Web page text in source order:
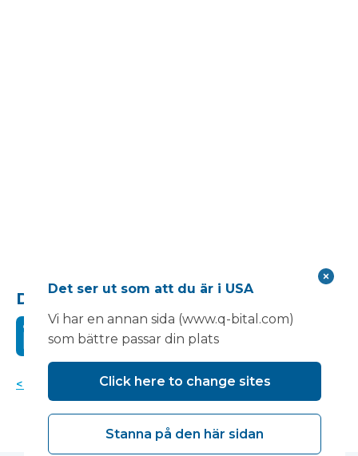
Dela detta:
< Tillbaka till nyheter
Det ser ut som att du är i USA
Vi har en annan sida (www.q-bital.com)
som bättre passar din plats
Click here to change sites
Stanna på den här sidan